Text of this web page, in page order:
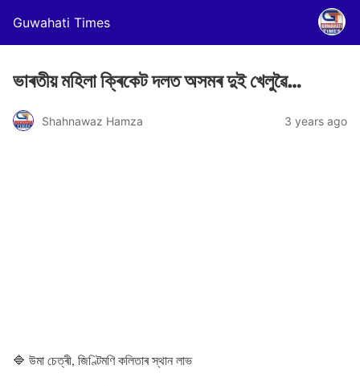
Guwahati Times
ভাৰতীয় মহিলা ক্ৰিকেট দলত অসমৰ দুই খেলুৱৈ…
Shahnawaz Hamza 3 years ago
🔷 উমা চেত্ৰী, জিণ্টিমণি কলিতাৰ স্থান লাভ